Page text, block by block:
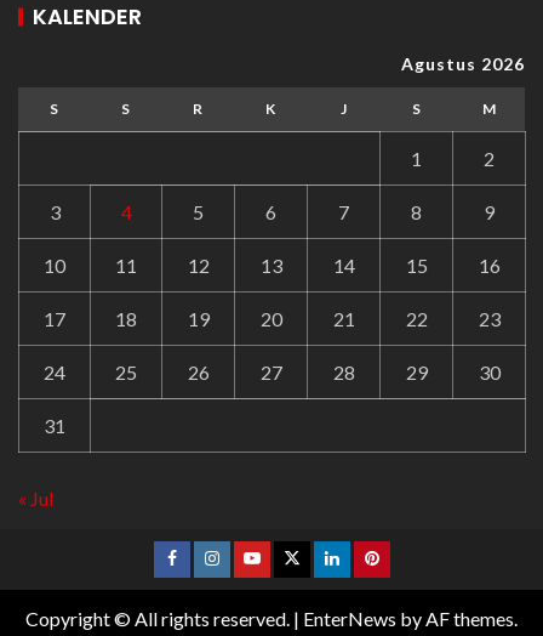
KALENDER
Agustus 2026
S S R K J S M
1 2
3 4 5 6 7 8 9
10 11 12 13 14 15 16
17 18 19 20 21 22 23
24 25 26 27 28 29 30
31
« Jul
Copyright © All rights reserved. | EnterNews by AF themes.